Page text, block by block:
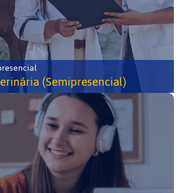
(Semipresencial)